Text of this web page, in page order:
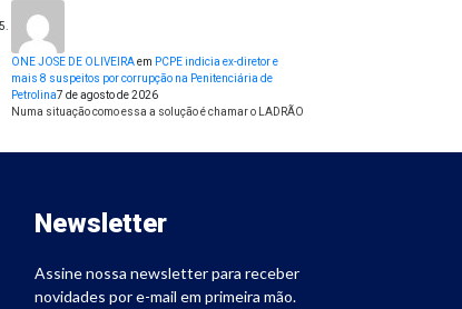
ONE JOSE DE OLIVEIRAem PCPE indicia ex-diretor e
mais 8 suspeitos por corrupção na Penitenciária de
Petrolina7 de agosto de 2026
Numa situação como essa a solução é chamar o LADRÃO
Newsletter
Assine nossa newsletter para receber
novidades por e-mail em primeira mão.